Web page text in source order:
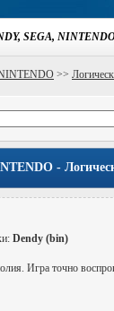
SEGA,
>>
-
Dendy (bin)
Игра точно